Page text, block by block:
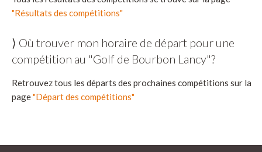
"Résultats des compétitions"
⟩ Où trouver mon horaire de départ pour une
compétition au "Golf de Bourbon Lancy"?
Retrouvez tous les départs des prochaines compétitions sur la
page"Départ des compétitions"